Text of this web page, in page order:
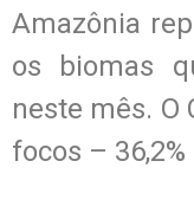
Amazônia
os biomas
neste mês. O
focos –